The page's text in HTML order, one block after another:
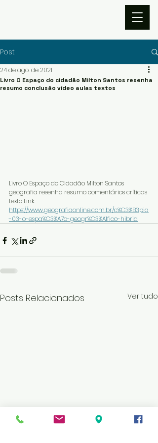
Post
Livro O Espaço do cidadão Milton Santos resenha
resumo conclusão vídeo aulas textos
24 de ago. de 2021
Livro O Espaço do Cidadão Milton Santos
geografia resenha resumo comentários críticas
texto Link:
https://www.geografiaonline.com.br/c%C3%B3pia
-03-o-espa%C3%A7o-geogr%C3%A1fico-hibrid
Posts Relacionados Ver tudo